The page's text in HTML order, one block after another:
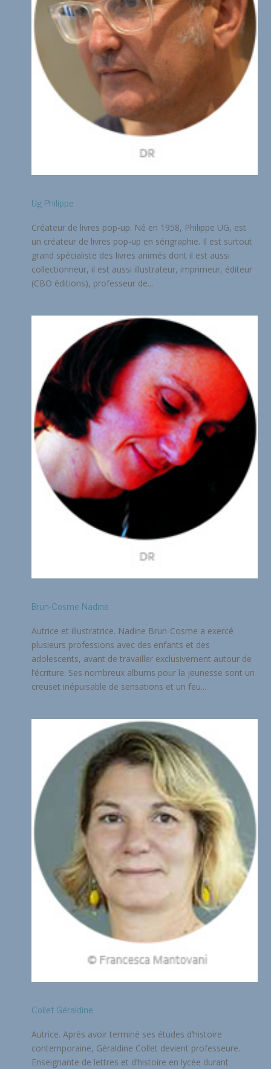
Ug Philippe
Créateur de livres pop-up. Né en 1958, Philippe UG, est
un créateur de livres pop-up en sérigraphie. Il est surtout
grand spécialiste des livres animés dont il est aussi
collectionneur, il est aussi illustrateur, imprimeur, éditeur
(CBO éditions), professeur de...
Brun-Cosme Nadine
Autrice et illustratrice. Nadine Brun-Cosme a exercé
plusieurs professions avec des enfants et des
adolescents, avant de travailler exclusivement autour de
l’écriture. Ses nombreux albums pour la jeunesse sont un
creuset inépuisable de sensations et un feu...
Collet Géraldine
Autrice. Après avoir terminé ses études d’histoire
contemporaine, Géraldine Collet devient professeure.
Enseignante de lettres et d’histoire en lycée durant